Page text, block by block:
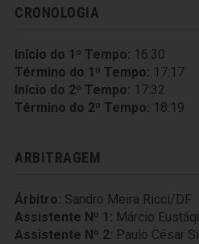
CRONOLOGIA
Início do 1º Tempo: 16:30
Término do 1º Tempo: 17:17
Início do 2º Tempo: 17:32
Término do 2º Tempo: 18:19
ARBITRAGEM
Árbitro: Sandro Meira Ricci/DF
Assistente Nº 1: Márcio
Assistente Nº 2: Paulo César